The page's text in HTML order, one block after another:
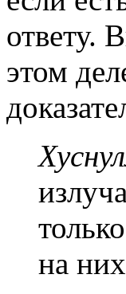
ответу.
этом
на